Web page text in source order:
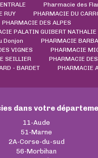
Pharmacie des
RUY
PHARMACIE DU
PHARMACIE DES ALPES
PALATIN GUIBERT NATHALIE
Donjon
PHARMACIE
VIGNES
PHARMACIE
SEILLIER
PHARMACIE
- BARDET
PHARMACIE
dans votre
11-Aude
51-Marne
2A-Corse-du-sud
56-Morbihan